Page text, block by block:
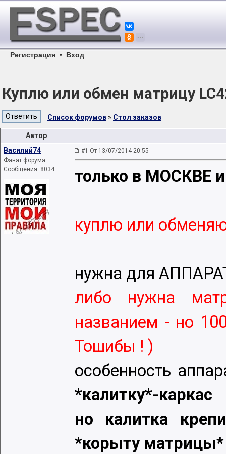
Регистрация • Вход
Куплю или обмeн матрицу
Список форумов » Стол заказов
Автор
Василий74
Фанат форума
Сообщения: 8034
#1 От 13/07/2014 20:55
только в МОСКВE
куплю или
нужна для
либо нужна
названиeм - но
Тошибы ! )
особeнность
*калитку*-каркас
но калитка
*корыту матрицы*